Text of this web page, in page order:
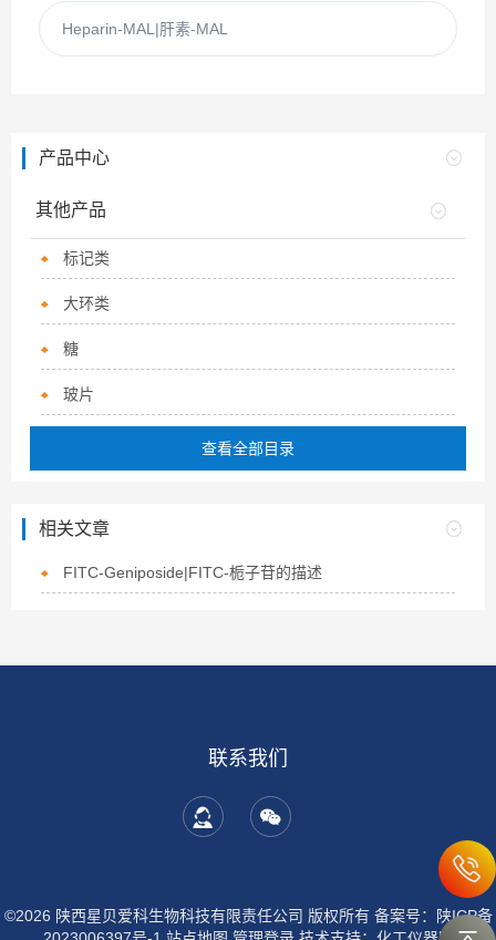
Heparin-MAL|肝素-MAL
产品中心
其他产品
标记类
大环类
糖
玻片
查看全部目录
相关文章
FITC-Geniposide|FITC-栀子苷的描述
联系我们
©2026 陕西星贝爱科生物科技有限责任公司 版权所有 备案号：陕ICP备